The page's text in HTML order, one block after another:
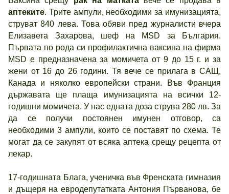
аптеките. Трите ампули, необходими за имунизацията,
струват 840 лева. Това обяви пред журналисти вчера
Елизавета Захарова, шеф на MSD за България.
Първата по рода си профилактична ваксина на фирма
MSD е предназначена за момичета от 9 до 15 г. и за
жени от 16 до 26 години. Тя вече се прилага в САЩ,
Канада и няколко европейски страни. Във Франция
държавата ще плаща имунизацията на всички 12-
годишни момичета. У нас едната доза струва 280 лв. За
да се получи постоянен имунен отговор, са
необходими 3 ампули, които се поставят по схема. Те
могат да се закупят от всяка аптека срещу рецепта от
лекар.
17-годишната Блага, ученичка във Френската гимназия
и дъщеря на евродепутатката Антония Първанова, бе